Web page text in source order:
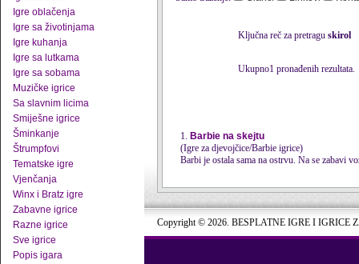
Igre oblačenja
Igre sa životinjama
Igre kuhanja
Igre sa lutkama
Igre sa sobama
Muzičke igrice
Sa slavnim licima
Smiješne igrice
Šminkanje
Štrumpfovi
Tematske igre
Vjenčanja
Winx i Bratz igre
Zabavne igrice
Razne igrice
Sve igrice
Popis igara
Ključna reč za pretragu skirol
Ukupno1 pronađenih rezultata.
1. Barbie na skejtu
(Igre za djevojčice/Barbie igrice)
Barbi je ostala sama na ostrvu. Na se zabavi
Copyright © 2026. BESPLATNE IGRE I IGRICE